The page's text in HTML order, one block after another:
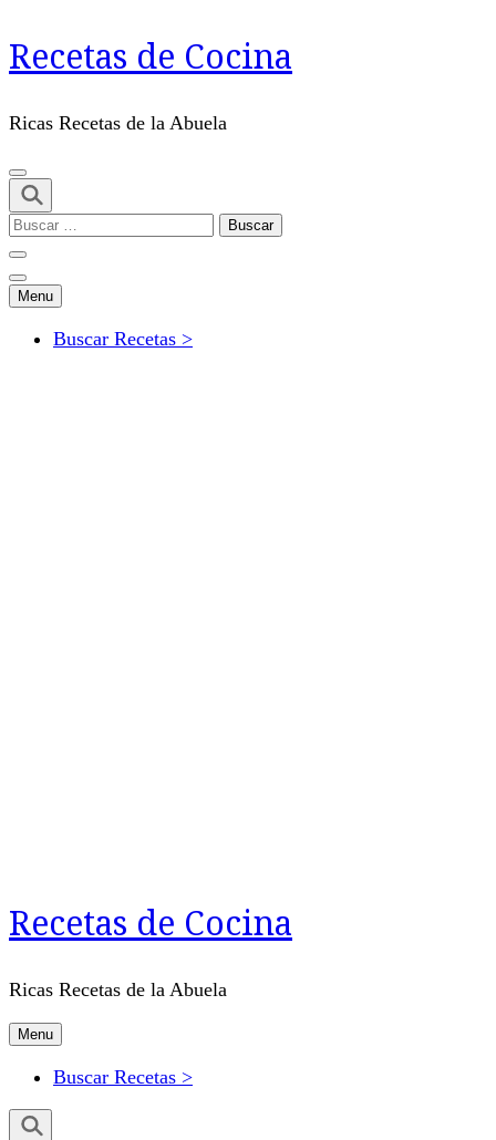
Saltar
al
(presiona
Intro)
Recetas de Cocina
Ricas Recetas de la Abuela
Buscar:
Menu
Buscar Recetas >
Recetas de Cocina
Ricas Recetas de la Abuela
Menu
Buscar Recetas >